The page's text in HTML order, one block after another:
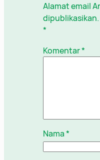
Alamat email
dipublikasikan.
*
Komentar*
Nama*